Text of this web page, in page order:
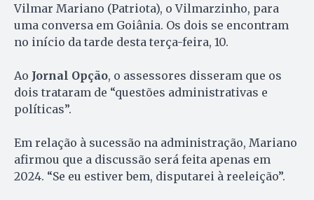
Vilmar Mariano (Patriota), o Vilmarzinho, para
uma conversa em Goiânia. Os dois se encontram
no início da tarde desta terça-feira, 10.
Ao Jornal Opção, o assessores disseram que os
dois trataram de “questões administrativas e
políticas”.
Em relação à sucessão na administração, Mariano
afirmou que a discussão será feita apenas em
2024. “Se eu estiver bem, disputarei à reeleição”.